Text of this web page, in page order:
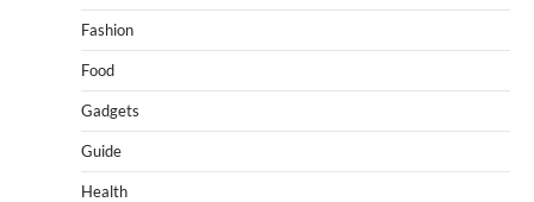
Fashion
Food
Gadgets
Guide
Health